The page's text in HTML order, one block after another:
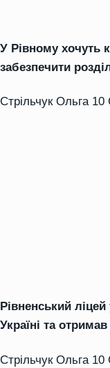
У Рівному хочуть
забезпечити
Стрільчук Ольга 10
Рівненський
Україні та
Стрільчук Ольга 10